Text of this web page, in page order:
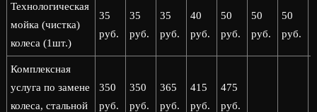
Технологическая
мойка (чистка)
колеса (1шт.)
35
руб.
35
руб.
35
руб.
40
руб.
50
руб.
50
руб.
50
руб.
Комплексная
услуга по замене
колеса, стальной
350
руб.
350
руб.
365
руб.
415
руб.
475
руб.